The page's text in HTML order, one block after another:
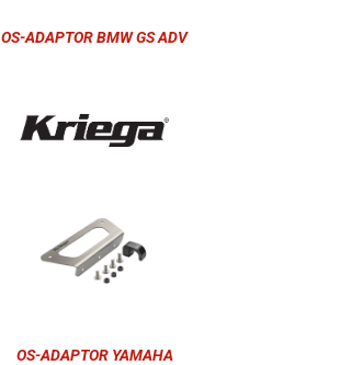
OS-ADAPTOR BMW GS ADV
OS-ADAPTOR YAMAHA